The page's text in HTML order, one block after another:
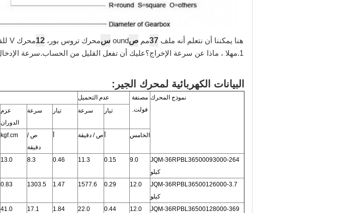
هنا يمكننا أن نتعلم أنه ملف 37مم صound سمحرك تروس بور، 12محرك V للقيادة #
1.مهلا ، ماذا عن سرعة الإخراج؟عليك أن تفعل القليل من الحساب.سرعة الإدخال 6000 دورة في الدقيقة
البيانات الكهربائية لمحرك الجير:
نموذج المحرك مصنفة
فولت.
عدم التحميل
تيار
سرعة تيار سرعة
عزم
الدوران
الخامس ص / دقيقة
ص /
دقيقة
kgf.cm
JQM-36RPBL36500093000-264
كيلو
9.0
0.15
11.3
0.46
8.3
13.0
JQM-36RPBL36500126000-3.7
كيلو
12.0
0.29
1577.6
1.47
1303.5
0.83
JQM-36RPBL36500128000-369
12.0
0.44
22.0
1.84
17.1
41.0